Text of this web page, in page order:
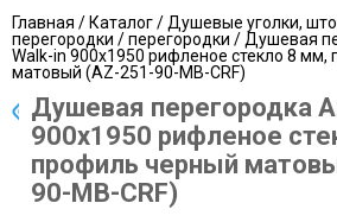
Главная /Каталог/ Душевые уголки,
перегородки /перегородки / Душевая
Walk-in 900х1950 рифленое стекло 8
матовый (AZ-251-90-MB-CRF)
Душевая перегородка
900х1950 рифленое
профиль черный
90-MB-CRF)